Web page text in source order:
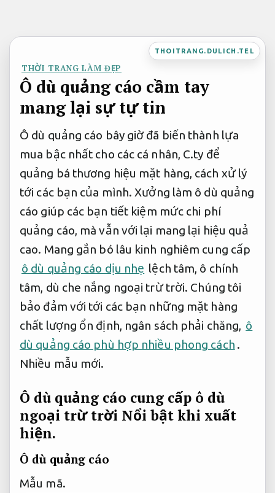
nội
dung
THOITRANG.DULICH.TEL
THỜI TRANG LÀM ĐẸP
Ô dù quảng cáo cầm tay
mang lại sự tự tin
Ô dù quảng cáo bây giờ đã biến thành lựa
mua bậc nhất cho các cá nhân, C.ty để
quảng bá thương hiệu mặt hàng, cách xử lý
tới các bạn của mình. Xưởng làm ô dù quảng
cáo giúp các bạn tiết kiệm mức chi phí
quảng cáo, mà vẫn với lại mang lại hiệu quả
cao. Mang gắn bó lâu kinh nghiêm cung cấp
ô dù quảng cáo dịu nhẹ lệch tâm, ô chính
tâm, dù che nắng ngoại trừ trời. Chúng tôi
bảo đảm với tới các bạn những mặt hàng
chất lượng ổn định, ngân sách phải chăng, ô
dù quảng cáo phù hợp nhiều phong cách .
Nhiều mẫu mới.
Ô dù quảng cáo cung cấp ô dù
ngoại trừ trời Nổi bật khi xuất
hiện.
Ô dù quảng cáo
Mẫu mã.